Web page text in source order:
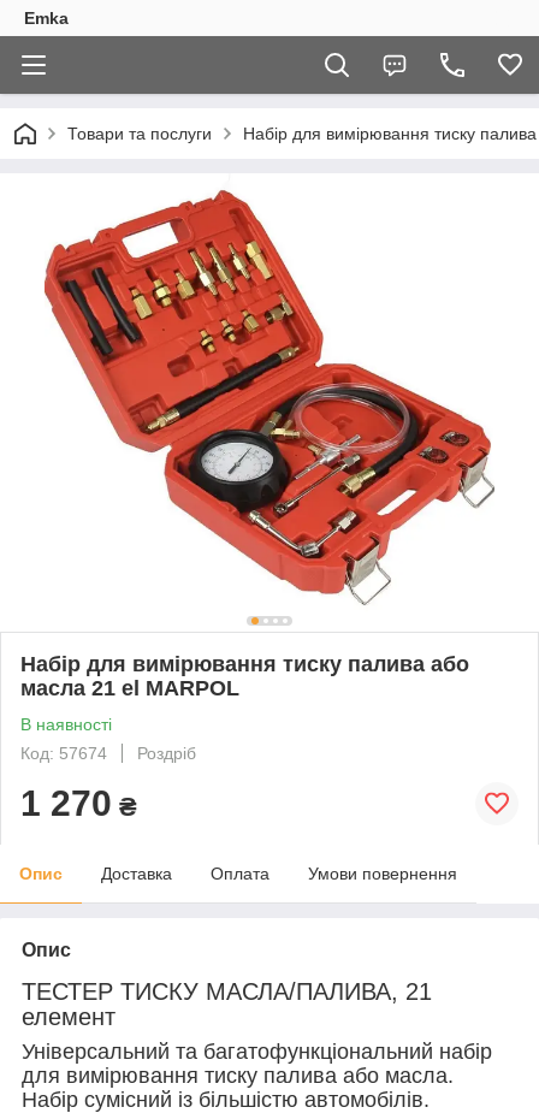
Emka
Товари та послуги Набір для вимірювання тиску
Набір для вимірювання тиску палива або
масла 21 el MARPOL
В наявності
Код: 57674
Роздріб
1 270 ₴
Опис Доставка Оплата Умови повернення
Опис
ТЕСТЕР ТИСКУ МАСЛА/ПАЛИВА, 21
елемент
Універсальний та багатофункціональний набір
для вимірювання тиску палива або масла.
Набір сумісний із більшістю автомобілів.